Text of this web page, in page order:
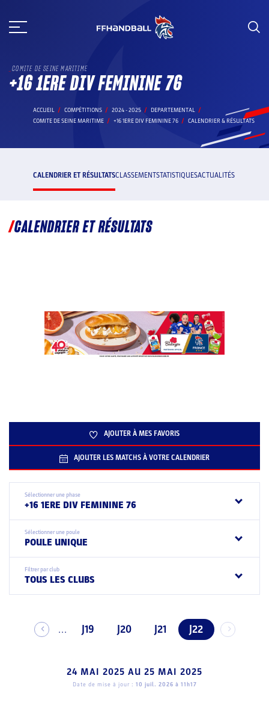
au
COMITE DE SEINE MARITIME
+16 1ERE DIV FEMININE 76
ACCUEIL COMPÉTITIONS 2024 - 2025
DEPARTEMENTAL
COMITE DE SEINE MARITIME
+16 1ERE DIV FEMININE 76 CALENDRIER & RÉSULTATS
CALENDRIER ET RÉSULTATSCLASSEMENTSTATISTIQUESACTUALITÉS
CALENDRIER ET RÉSULTATS
AJOUTER À MES FAVORIS
AJOUTER LES MATCHS À VOTRE CALENDRIER
Sélectionner une phase
+16 1ERE DIV FEMININE 76
Sélectionner une poule
POULE UNIQUE
Filtrer par club
TOUS LES CLUBS
... J19 J20 J21 J22
24 MAI 2025 AU 25 MAI 2025
Date de mise à jour : 10 juil. 2026 à 11h17